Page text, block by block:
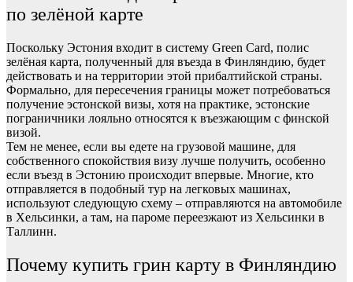
по зелёной карте
Поскольку Эстония входит в систему Green Card, полис
зелёная карта, полученный для въезда в Финляндию, будет
действовать и на территории этой прибалтийской страны.
Формально, для пересечения границы может потребоваться
получение эстонской визы, хотя на практике, эстонские
пограничники лояльно относятся к въезжающим с финской
визой.
Тем не менее, если вы едете на грузовой машине, для
собственного спокойствия визу лучше получить, особенно
если въезд в Эстонию происходит впервые. Многие, кто
отправляется в подобный тур на легковых машинах,
используют следующую схему – отправляются на автомобиле
в Хельсинки, а там, на пароме переезжают из Хельсинки в
Таллинн.
Почему купить грин карту в Финляндию